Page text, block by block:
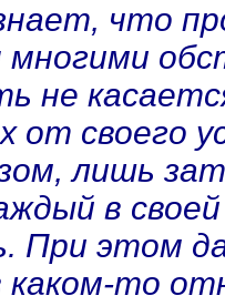
что
многими
не
от своего
лишь
в
При этом
каком-то